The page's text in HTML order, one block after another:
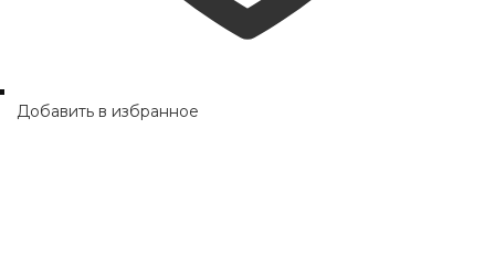
Добавить в избранное